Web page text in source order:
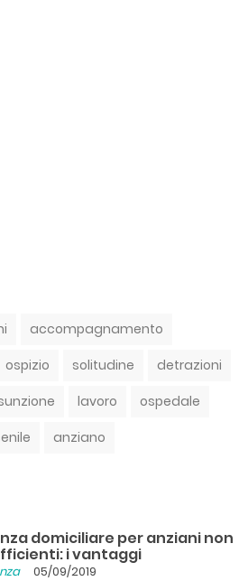
accompagnamento
ospizio solitudine
detrazioni
lavoro
ospedale
anziano
domiciliare per anziani non
i vantaggi
05/09/2019